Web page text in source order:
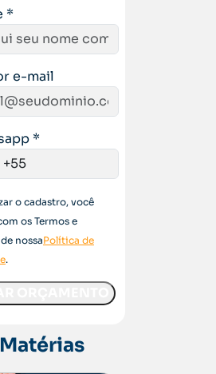
*
e-mail
*
o cadastro, você
os Termos e
nossaPolítica de
.